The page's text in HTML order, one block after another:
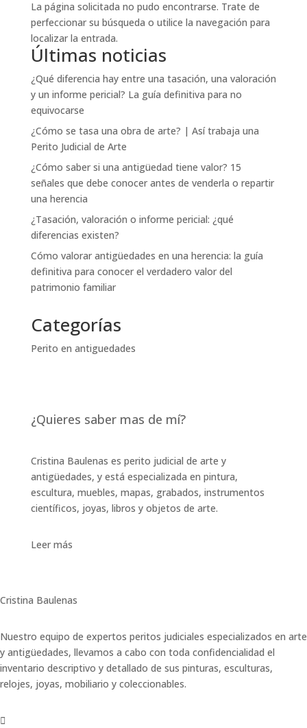
La página solicitada no pudo encontrarse. Trate de
perfeccionar su búsqueda o utilice la navegación para
localizar la entrada.
Últimas noticias
¿Qué diferencia hay entre una tasación, una valoración
y un informe pericial? La guía definitiva para no
equivocarse
¿Cómo se tasa una obra de arte? | Así trabaja una
Perito Judicial de Arte
¿Cómo saber si una antigüedad tiene valor? 15
señales que debe conocer antes de venderla o repartir
una herencia
¿Tasación, valoración o informe pericial: ¿qué
diferencias existen?
Cómo valorar antigüedades en una herencia: la guía
definitiva para conocer el verdadero valor del
patrimonio familiar
Categorías
Perito en antiguedades
¿Quieres saber mas de mí?
Cristina Baulenas es perito judicial de arte y
antigüedades, y está especializada en pintura,
escultura, muebles, mapas, grabados, instrumentos
científicos, joyas, libros y objetos de arte.
Leer más
Cristina Baulenas
Nuestro equipo de expertos peritos judiciales especializados en arte
y antigüedades, llevamos a cabo con toda confidencialidad el
inventario descriptivo y detallado de sus pinturas, esculturas,
relojes, joyas, mobiliario y coleccionables.
